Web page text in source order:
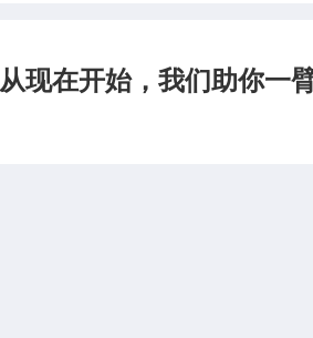
从现在开始，我们助你一